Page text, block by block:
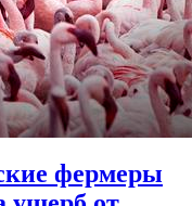
фермеры